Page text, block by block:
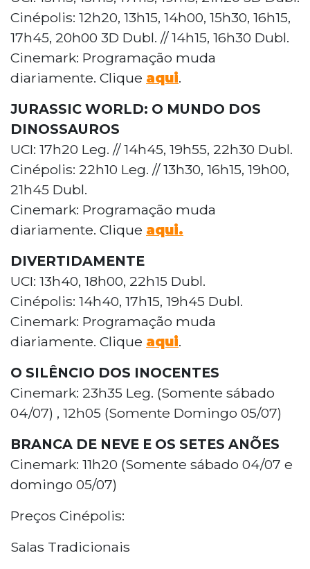
Cinépolis: 12h20, 13h15, 14h00, 15h30, 16h15,
17h45, 20h00 3D Dubl. // 14h15, 16h30 Dubl.
Cinemark: Programação muda
diariamente. Clique aqui.
JURASSIC WORLD: O MUNDO DOS
DINOSSAUROS
UCI: 17h20 Leg. // 14h45, 19h55, 22h30 Dubl.
Cinépolis: 22h10 Leg. // 13h30, 16h15, 19h00,
21h45 Dubl.
Cinemark: Programação muda
diariamente. Clique aqui.
DIVERTIDAMENTE
UCI: 13h40, 18h00, 22h15 Dubl.
Cinépolis: 14h40, 17h15, 19h45 Dubl.
Cinemark: Programação muda
diariamente. Clique aqui.
O SILÊNCIO DOS INOCENTES
Cinemark: 23h35 Leg. (Somente sábado
04/07) , 12h05 (Somente Domingo 05/07)
BRANCA DE NEVE E OS SETES ANÕES
Cinemark: 11h20 (Somente sábado 04/07 e
domingo 05/07)
Preços Cinépolis:
Salas Tradicionais